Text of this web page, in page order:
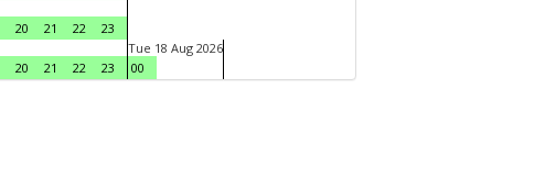
20 21 22
23
20 21 22 23
Tue 18 Aug 2026
00